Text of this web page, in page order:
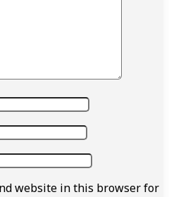
website in this browser for